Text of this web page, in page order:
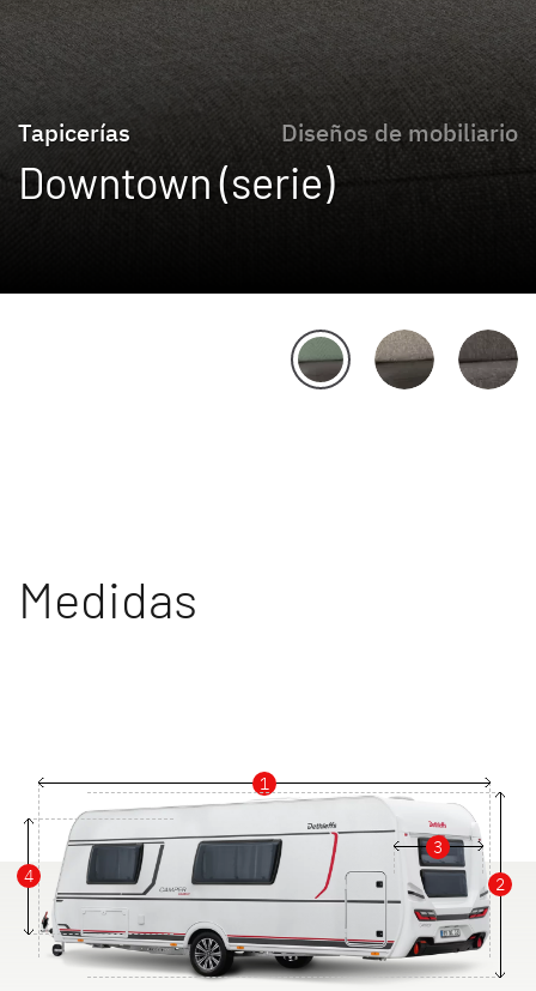
Downtown (serie)
Tapicerías Diseños de mobiliario
Medidas
1
2
3
4